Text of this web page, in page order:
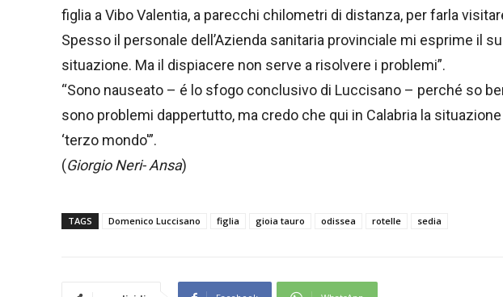
figlia a Vibo Valentia, a parecchi chilometri di distanza, per farla
Spesso il personale dell’Azienda sanitaria provinciale mi esprime il
situazione. Ma il dispiacere non serve a risolvere i problemi”.
“Sono nauseato – é lo sfogo conclusivo di Luccisano – perché so
sono problemi dappertutto, ma credo che qui in Calabria la
‘terzo mondo'”.
(Giorgio Neri- Ansa)
TAGS Domenico Luccisano figlia gioia tauro odissea rotelle sedia